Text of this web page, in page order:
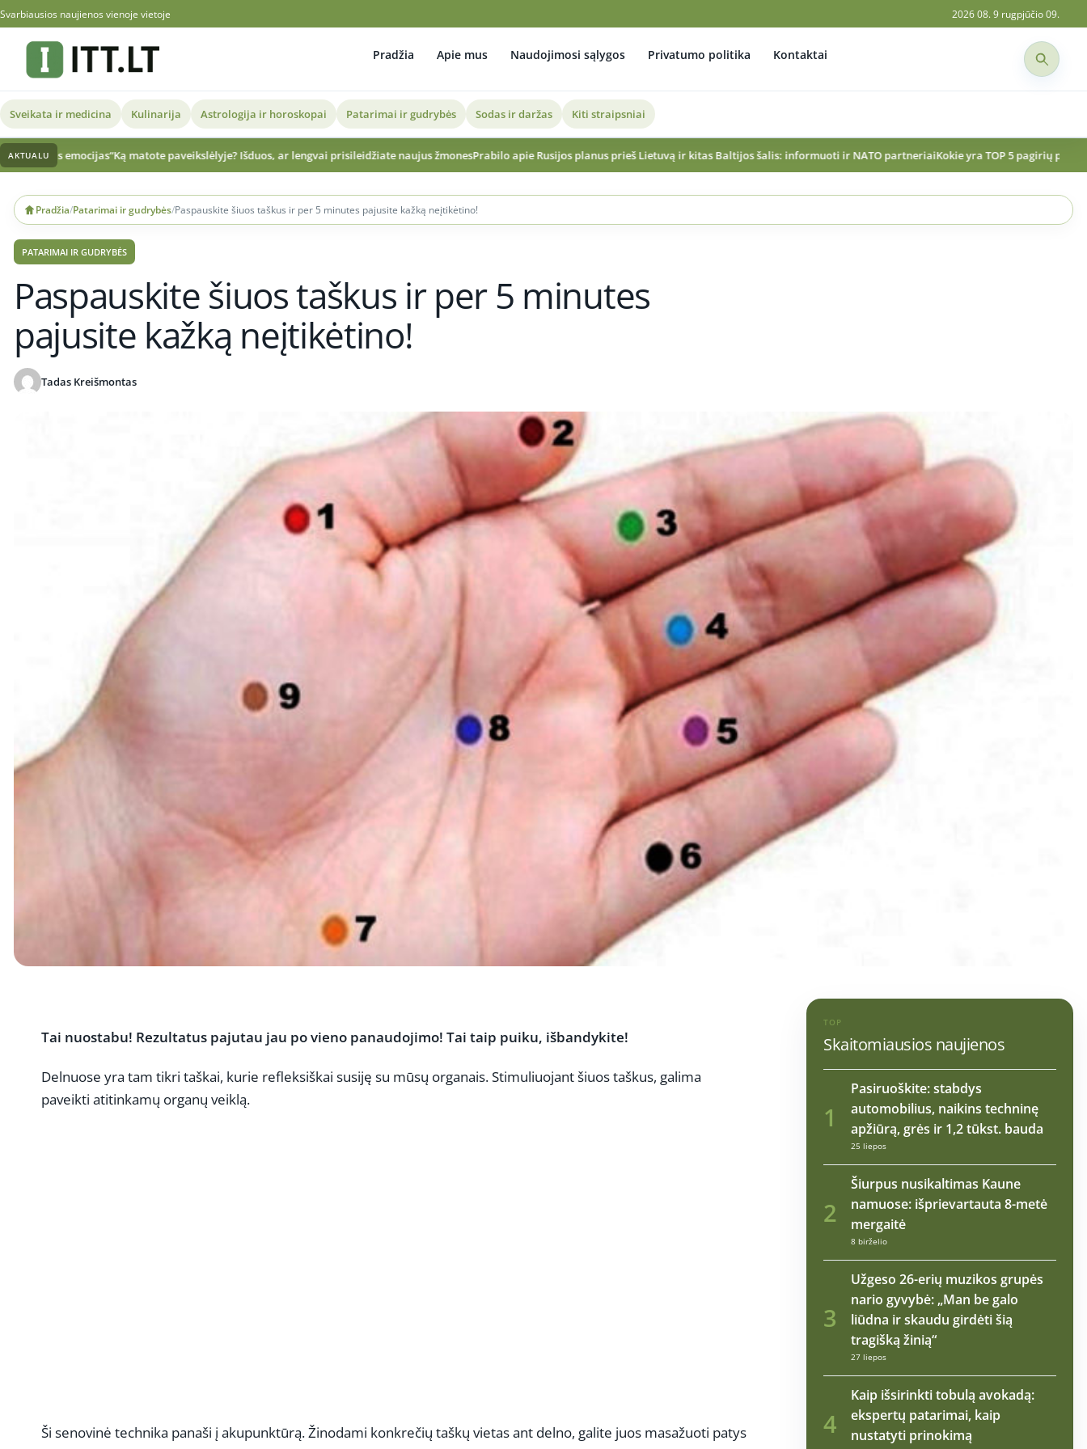
Svarbiausios naujienos vienoje vietoje 2026 08. 9 rugpjūčio 09.
Pradžia Apie mus Naudojimosi sąlygos Privatumo politika Kontaktai
Sveikata ir medicina Kulinarija Astrologija ir horoskopai Patarimai ir gudrybės Sodas ir daržas Kiti straipsniai
AKTUALU
Ką matote paveikslėlyje? Išduos, ar lengvai prisileidžiate naujus žmonesPrabilo apie Rusijos planus prieš Lietuvą ir kitas Baltijos šalis: informuoti ir NATO partneriaiKokie yra TOP 5 pagirių patiekalai? „Maistas ant
content
Pradžia/Patarimai ir gudrybės/Paspauskite šiuos taškus ir per 5 minutes pajusite kažką neįtikėtino!
PATARIMAI IR GUDRYBĖS
Paspauskite šiuos taškus ir per 5 minutes
pajusite kažką neįtikėtino!
Tadas Kreišmontas
Tai nuostabu! Rezultatus pajutau jau po vieno panaudojimo! Tai taip puiku, išbandykite!
Delnuose yra tam tikri taškai, kurie refleksiškai susiję su mūsų organais. Stimuliuojant šiuos taškus, galima
paveikti atitinkamų organų veiklą.
Ši senovinė technika panaši į akupunktūrą. Žinodami konkrečių taškų vietas ant delno, galite juos masažuoti patys
TOP
Skaitomiausios naujienos
1
Pasiruoškite: stabdys
automobilius, naikins techninę
apžiūrą, grės ir 1,2 tūkst. bauda
25 liepos
2
Šiurpus nusikaltimas Kaune
namuose: išprievartauta 8-metė
mergaitė
8 birželio
3
Užgeso 26-erių muzikos grupės
nario gyvybė: „Man be galo
liūdna ir skaudu girdėti šią
tragišką žinią“
27 liepos
4
Kaip išsirinkti tobulą avokadą:
ekspertų patarimai, kaip
nustatyti prinokimą